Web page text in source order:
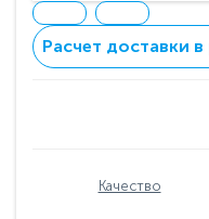
Расчет доставки
Качество